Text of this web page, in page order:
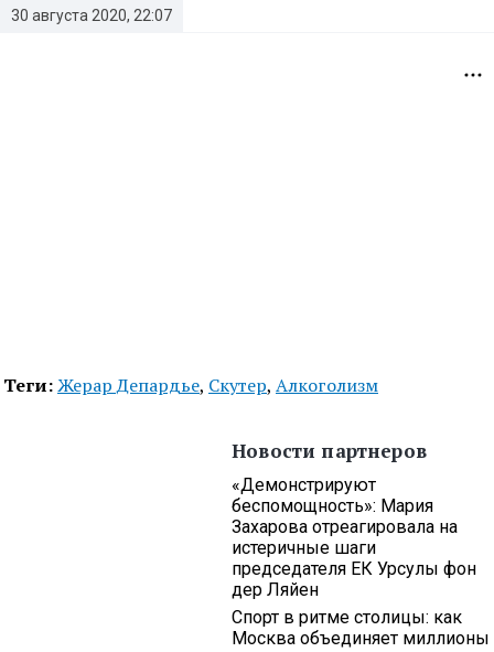
30 августа 2020, 22:07
Теги:Жерар Депардье, Скутер, Алкоголизм
Новости партнеров
«Демонстрируют
беспомощность»: Мария
Захарова отреагировала на
истеричные шаги
председателя ЕК Урсулы фон
дер Ляйен
Спорт в ритме столицы: как
Москва объединяет миллионы